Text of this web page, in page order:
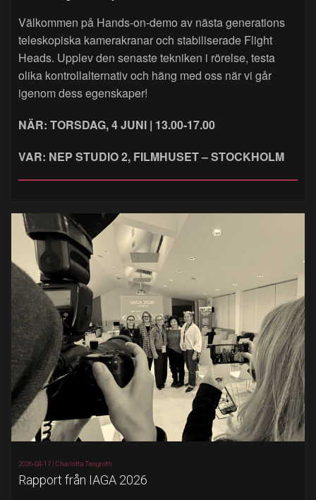
Välkommen på Hands‑on‑demo av nästa generations
teleskopiska kamerakranar och stabiliserade Flight
Heads. Upplev den senaste tekniken i rörelse, testa
olika kontrollalternativ och häng med oss när vi går
igenom dess egenskaper!
NÄR: TORSDAG, 4 JUNI | 13.00-17.00
VAR: NEP STUDIO 2, FILMHUSET – STOCKHOLM
2026-04-17 | Charlotta Tengroth
Rapport från IAGA 2026